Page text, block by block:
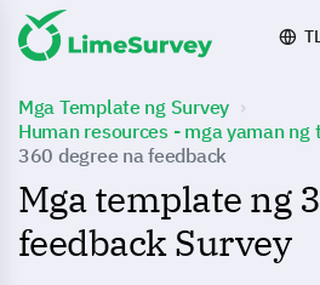
TL
Mga Template ng Survey
Human resources - mga yaman ng
360 degree na feedback
Mga template ng
feedback Survey